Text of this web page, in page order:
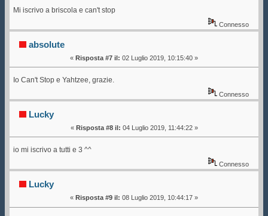
Mi iscrivo a briscola e can't stop
Connesso
absolute
« Risposta #7 il: 02 Luglio 2019, 10:15:40 »
Io Can't Stop e Yahtzee, grazie.
Connesso
Lucky
« Risposta #8 il: 04 Luglio 2019, 11:44:22 »
io mi iscrivo a tutti e 3 ^^
Connesso
Lucky
« Risposta #9 il: 08 Luglio 2019, 10:44:17 »